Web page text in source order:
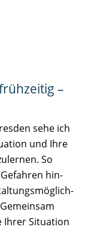
–
sehe ich
und Ihre
So
Gefah­ren hin­
Ihrer Situa­ti­on